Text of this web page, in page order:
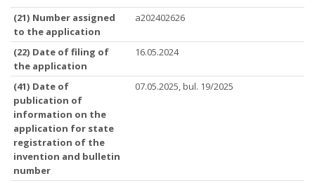
(21) Number assigned
to the application
a202402626
(22) Date of filing of
the application
16.05.2024
(41) Date of
publication of
information on the
application for state
registration of the
invention and bulletin
number
07.05.2025, bul. 19/2025